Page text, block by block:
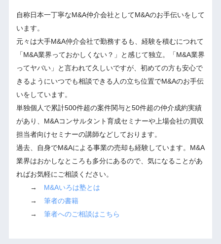
自称日本一丁寧なM&A仲介会社としてM&Aのお手伝いをして
います。
元々は大手M&A仲介会社で勤務するも、経験を積むにつれて
「M&A業界っておかしくない？」と感じて独立。「M&A業界
ってヤバい」と言われて久しいですが、初めての方も安心で
きるようにいつでも相談できる人の立ち位置でM&Aのお手伝
いをしています。
単独個人で累計500件超の案件関与と50件超の仲介成約実績
があり、M&Aコンサルタント育成セミナーや上場会社の買収
担当者向けセミナーの講師などしております。
過去、自身でM&Aによる事業の売却も経験しています。M&A
業界はおかしなところも多分にあるので、気になることがあ
ればお気軽にご相談ください。
→ M&Aいろは塾とは
→ 筆者の書籍
→ 筆者へのご相談はこちら